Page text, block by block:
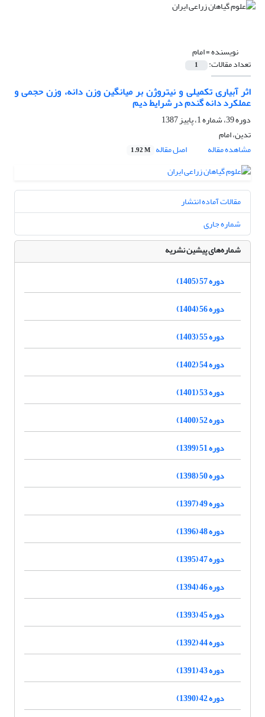
نویسنده =امام
تعداد مقالات: 1
اثر آبیاری تکمیلی و نیتروژن بر میانگین وزن دانه، وزن حجمی و
عملکرد دانه گندم در شرایط دیم
دوره 39، شماره 1، پاییز 1387
تدین، امام
مشاهده مقاله
اصل مقاله 1.92 M
مقالات آماده انتشار
شماره جاری
شماره‌های پیشین نشریه
دوره 57 (1405)
دوره 56 (1404)
دوره 55 (1403)
دوره 54 (1402)
دوره 53 (1401)
دوره 52 (1400)
دوره 51 (1399)
دوره 50 (1398)
دوره 49 (1397)
دوره 48 (1396)
دوره 47 (1395)
دوره 46 (1394)
دوره 45 (1393)
دوره 44 (1392)
دوره 43 (1391)
دوره 42 (1390)